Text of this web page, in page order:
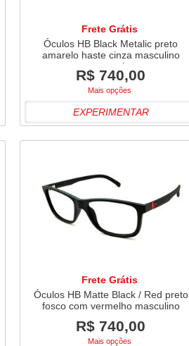
Frete Grátis
Óculos HB Black Metalic preto
amarelo haste cinza masculino
retangular
R$ 740,00
Mais opções
EXPERIMENTAR
Frete Grátis
Óculos HB Matte Black / Red preto
fosco com vermelho masculino
R$ 740,00
Mais opções